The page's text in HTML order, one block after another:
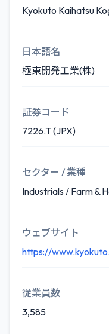
Kyokuto Kaihatsu
日本語名
極東開発工業(株)
証券コード
7226.T (JPX)
セクター / 業種
Industrials / Farm &
ウェブサイト
https://
従業員数
3,585